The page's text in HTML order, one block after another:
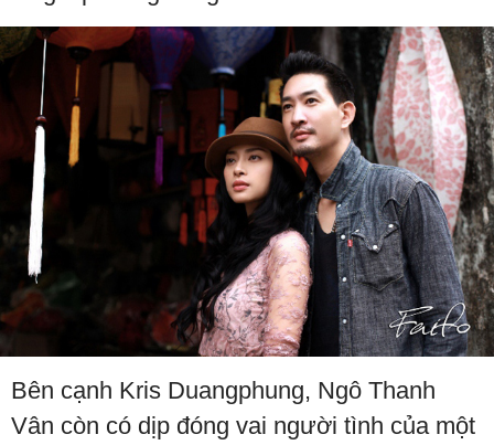
Bên cạnh Kris Duangphung, Ngô Thanh
Vân còn có dịp đóng vai người tình của một